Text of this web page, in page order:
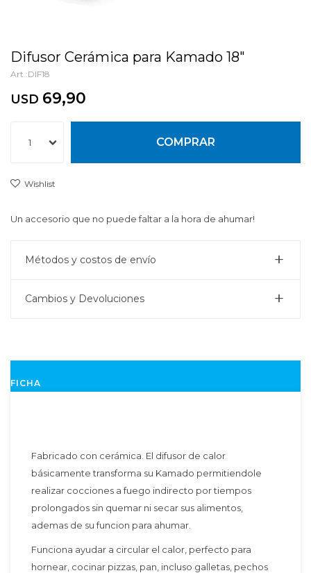
Difusor Cerámica para Kamado 18"
DIF18
USD 69,90
1 COMPRAR
Un accesorio que no puede faltar a la hora de ahumar!
Métodos y costos de envío
Cambios y Devoluciones
FICHA
Fabricado con cerámica. El difusor de calor
básicamente transforma su Kamado permitiendole
realizar cocciones a fuego indirecto por tiempos
prolongados sin quemar ni secar sus alimentos,
ademas de su funcion para ahumar.
Funciona ayudar a circular el calor, perfecto para
hornear, cocinar pizzas, pan, incluso galletas, pechos